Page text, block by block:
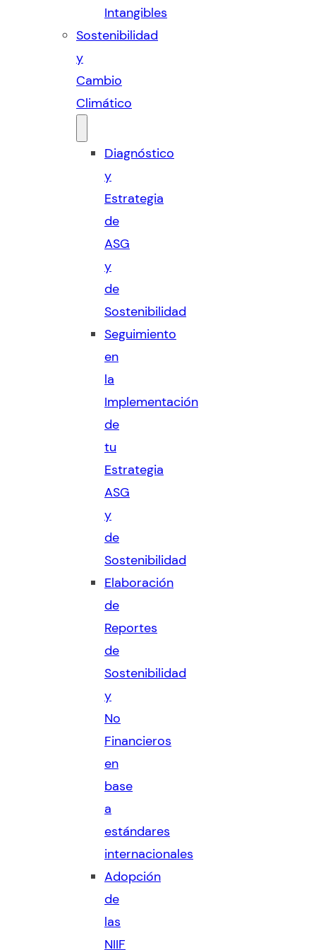
Intangibles
Sostenibilidad
y
Cambio
Climático
Diagnóstico
y
Estrategia
de
ASG
y
de
Sostenibilidad
Seguimiento
en
la
Implementación
de
tu
Estrategia
ASG
y
de
Sostenibilidad
Elaboración
de
Reportes
de
Sostenibilidad
y
No
Financieros
en
base
a
estándares
internacionales
Adopción
de
las
NIIF